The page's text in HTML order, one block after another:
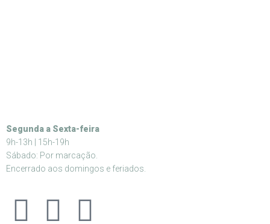
Segunda a Sexta-feira
9h-13h | 15h-19h
Sábado: Por marcação.
Encerrado aos domingos e feriados.